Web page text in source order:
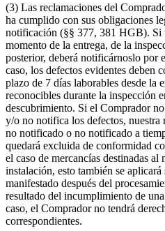
(3) Las reclamaciones del
ha cumplido con sus obligaciones
notificación (§§ 377, 381 HGB). Si
momento de la entrega, de la
posterior, deberá notificárnoslo por
caso, los defectos evidentes deben
plazo de 7 días laborables desde la
reconocibles durante la inspección
descubrimiento. Si el Comprador
y/o no notifica los defectos, nuestra
no notificado o no notificado a
quedará excluida de conformidad
el caso de mercancías destinadas al
instalación, esto también se
manifestado después del
resultado del incumplimiento de
caso, el Comprador no tendrá
correspondientes.